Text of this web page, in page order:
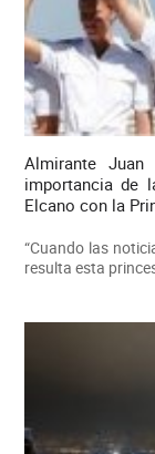
Almirante
importancia de
Elcano con la
“Cuando las
resulta esta